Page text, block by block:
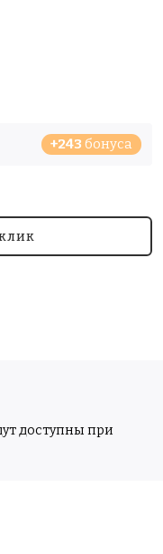
+243 бонуса
доступны при